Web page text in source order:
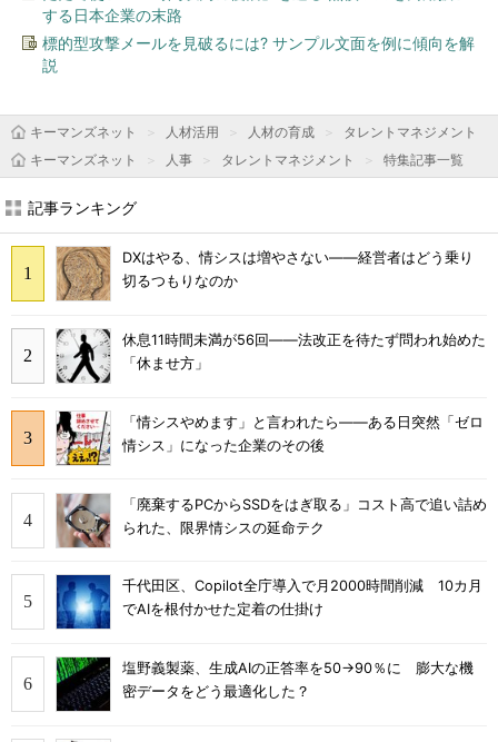
する日本企業の末路
標的型攻撃メールを見破るには? サンプル文面を例に傾向を解
説
キーマンズネット 人材活用 人材の育成
タレントマネジメント
キーマンズネット
人事 タレントマネジメント 特集記事一覧
記事ランキング
DXはやる、情シスは増やさない――経営者はどう乗り
切るつもりなのか
休息11時間未満が56回――法改正を待たず問われ始めた
「休ませ方」
「情シスやめます」と言われたら――ある日突然「ゼロ
情シス」になった企業のその後
「廃棄するPCからSSDをはぎ取る」コスト高で追い詰め
られた、限界情シスの延命テク
千代田区、Copilot全庁導入で月2000時間削減 10カ月
でAIを根付かせた定着の仕掛け
塩野義製薬、生成AIの正答率を50→90％に 膨大な機
密データをどう最適化した？